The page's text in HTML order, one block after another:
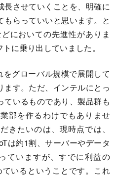
長させていくことを、明確に
らっていいと思います。と
においての先進性がありま
に乗り出していました。
グローバル規模で展開して
す。ただ、インテルにとっ
いるものであり、製品群も
部を作るわけでもありませ
きたいのは、現時点では、
は約1割、サーバーやデータ
ていますが、すでに利益の
いるということです。これ